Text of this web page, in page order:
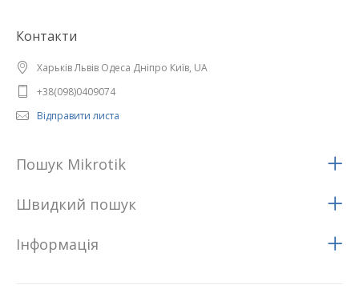
Контакти
Харьків Львів Одеса Дніпро Київ, UA
+38(098)0409074
Відправити листа
Пошук Mikrotik
Швидкий пошук
Iнформацiя